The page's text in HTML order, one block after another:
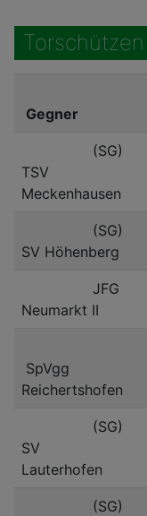
Torschützen
Gegner
(SG)
TSV
Meckenhausen
(SG)
SV Höhenberg
JFG
Neumarkt II
SpVgg
Reichertshofen
(SG)
SV
Lauterhofen
(SG)